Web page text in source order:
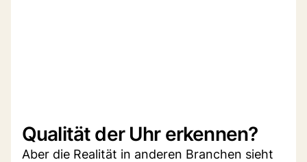
Qualität der Uhr erkennen?
Aber die Realität in anderen Branchen sieht